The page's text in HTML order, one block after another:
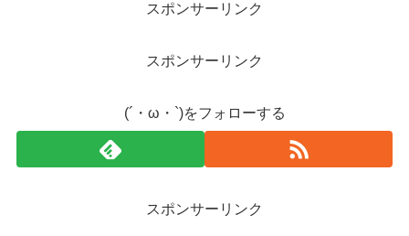
スポンサーリンク
スポンサーリンク
(´・ω・`)をフォローする
スポンサーリンク